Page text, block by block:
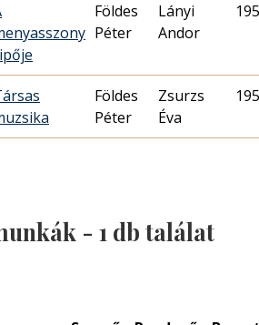
Földes
Péter
Lányi
Andor
Földes
Péter
Zsurzs
Éva
- 1 db találat